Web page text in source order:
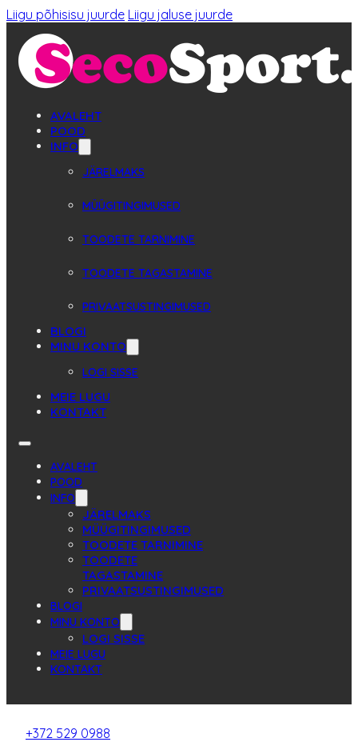
Liigu põhisisu juurde Liigu jaluse juurde
AVALEHT
POOD
INFO
JÄRELMAKS
MÜÜGITINGIMUSED
TOODETE TARNIMINE
TOODETE TAGASTAMINE
PRIVAATSUSTINGIMUSED
BLOGI
MINU KONTO
LOGI SISSE
MEIE LUGU
KONTAKT
AVALEHT
POOD
INFO
JÄRELMAKS
MÜÜGITINGIMUSED
TOODETE TARNIMINE
TOODETE
TAGASTAMINE
PRIVAATSUSTINGIMUSED
BLOGI
MINU KONTO
LOGI SISSE
MEIE LUGU
KONTAKT
+372 529 0988